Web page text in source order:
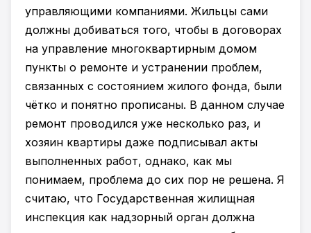
управляющими компаниями. Жильцы сами
должны добиваться того, чтобы в договорах
на управление многоквартирным домом
пункты о ремонте и устранении проблем,
связанных с состоянием жилого фонда, были
чётко и понятно прописаны. В данном случае
ремонт проводился уже несколько раз, и
хозяин квартиры даже подписывал акты
выполненных работ, однако, как мы
понимаем, проблема до сих пор не решена. Я
считаю, что Государственная жилищная
инспекция как надзорный орган должна